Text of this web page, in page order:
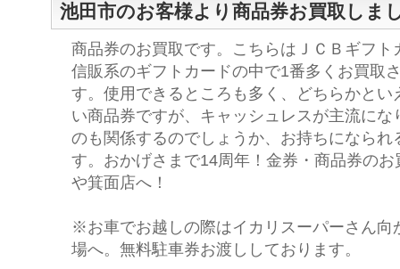
池田市のお客様より商品券お買取しま
商品券のお買取です。こちらはＪＣＢギフト
信販系のギフトカードの中で1番多くお買取
す。使用できるところも多く、どちらかとい
い商品券ですが、キャッシュレスが主流にな
のも関係するのでしょうか、お持ちになられ
す。おかげさまで14周年！金券・商品券の
や箕面店へ！
※お車でお越しの際はイカリスーパーさん向
場へ。無料駐車券お渡ししております。